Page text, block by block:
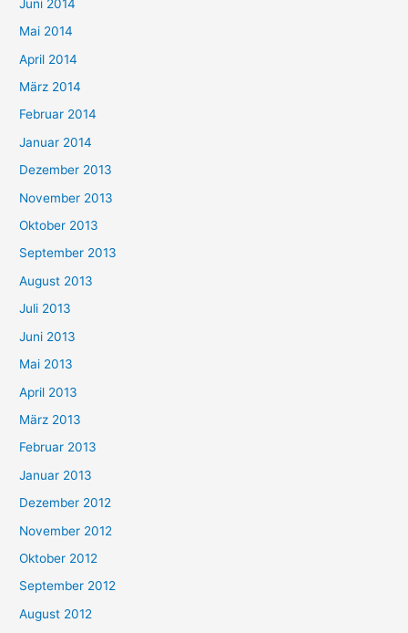
Juni 2014
Mai 2014
April 2014
März 2014
Februar 2014
Januar 2014
Dezember 2013
November 2013
Oktober 2013
September 2013
August 2013
Juli 2013
Juni 2013
Mai 2013
April 2013
März 2013
Februar 2013
Januar 2013
Dezember 2012
November 2012
Oktober 2012
September 2012
August 2012